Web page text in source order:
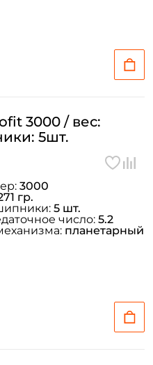
3000 / вес:
5шт.
3000
гр.
5 шт.
число: 5.2
планетарный